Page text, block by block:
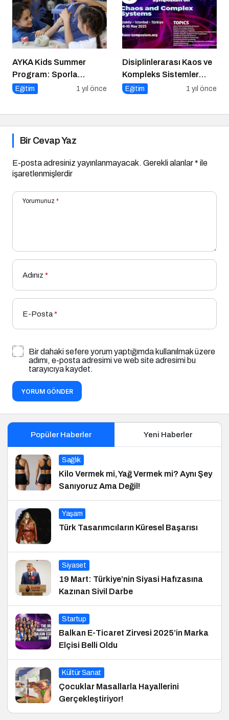
AYKA Kids Summer
Program: Sporla
Geleceğe Yönelik Bir
Eğitim 1 yıl önce
Disiplinlerarası Kaos ve
Kompleks Sistemler
Sempozyumu İçin Geri
Eğitim 1 yıl önce
Bir Cevap Yaz
E-posta adresiniz yayınlanmayacak. Gerekli alanlar* ile
işaretlenmişlerdir
Yorumunuz *
Adınız *
E-Posta*
Bir dahaki sefere yorum yaptığımda kullanılmak üzere
adımı, e-posta adresimi ve web site adresimi bu
tarayıcıya kaydet.
YORUM GÖNDER
Popüler Haberler Yeni Haberler
Sağlık
Kilo Vermek mi, Yağ Vermek mi? Aynı Şey
Sanıyoruz Ama Değil!
Yaşam
Türk Tasarımcıların Küresel Başarısı
Siyaset
19 Mart: Türkiye’nin Siyasi Hafızasına
Kazınan Sivil Darbe
Startup
Balkan E-Ticaret Zirvesi 2025’in Marka
Elçisi Belli Oldu
Kültür Sanat
Çocuklar Masallarla Hayallerini
Gerçekleştiriyor!